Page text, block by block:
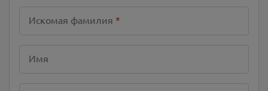
Искомая фамилия *
Имя